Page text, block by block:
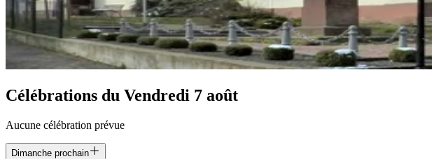
Célébrations du Vendredi 7 août
Aucune célébration prévue
Dimanche prochain